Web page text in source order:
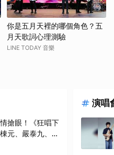
你是五月天裡的哪個角色？五
月天歌詞心理測驗
LINE TODAY 音樂
搶眼！《狂唱下
元、嚴泰九、朴
團體，劇中曲
演唱